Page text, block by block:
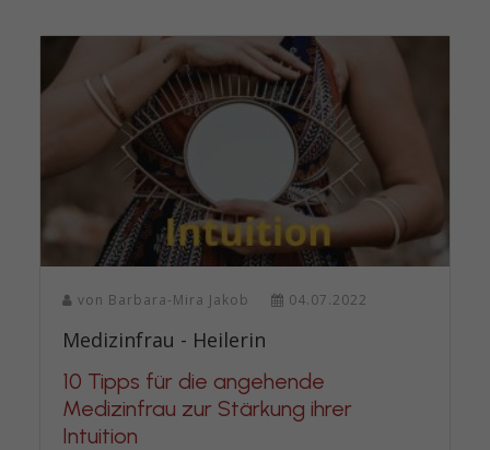
von Barbara-Mira Jakob 04.07.2022
Medizinfrau - Heilerin
10 Tipps für die angehende
Medizinfrau zur Stärkung ihrer
Intuition